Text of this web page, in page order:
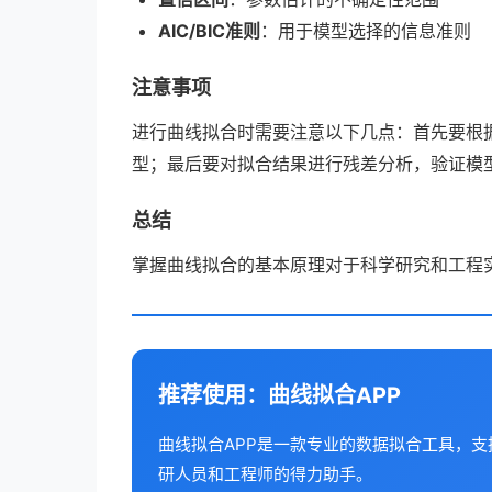
AIC/BIC准则 ：用于模型选择的信息准则
注意事项
进行曲线拟合时需要注意以下几点：首先要
型；最后要对拟合结果进行残差分析，验证模
总结
掌握曲线拟合的基本原理对于科学研究和工
推荐使用：曲线拟合APP
曲线拟合APP是一款专业的数据拟合工具，
研人员和工程师的得力助手。